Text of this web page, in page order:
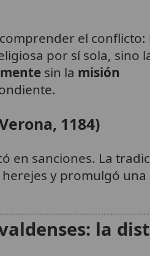
el conflicto:
por sí sola, sino
sin la misión
1184)
en sanciones. La
y promulgó una
la